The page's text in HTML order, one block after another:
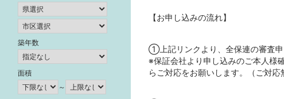
【お申し込みの流れ】
①上記リンクより、全保連の審査申
※保証会社より申し込みのご本人様
らご対応をお願いします。（ご対応
築年数
面積
～